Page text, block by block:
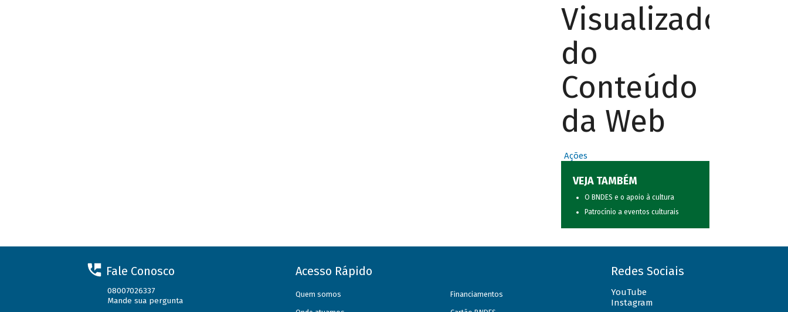
Visualizador
do
Conteúdo
da Web
Ações
VEJA TAMBÉM
O BNDES e o apoio à cultura
Patrocínio a eventos culturais
Fale Conosco
08007026337
Mande sua pergunta
Acesso Rápido
Quem somos Financiamentos
Redes Sociais
YouTube
Instagram